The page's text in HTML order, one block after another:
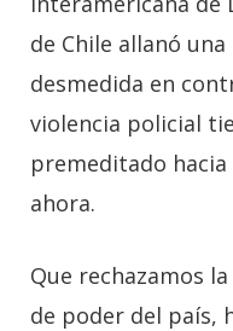
de Chile allanó
desmedida en
violencia policial
premeditado
ahora.
Que rechazamos
de poder del país,